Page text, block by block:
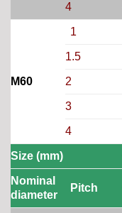
4
M60
1
1.5
2
3
4
Size (mm)
Nominal
diameter
Pitch